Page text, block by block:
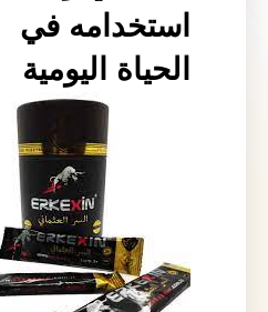
استخدامه في
الحياة اليومية